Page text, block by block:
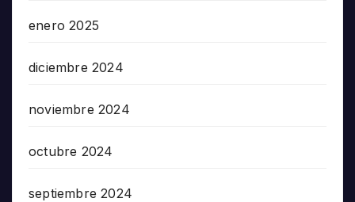
enero 2025
diciembre 2024
noviembre 2024
octubre 2024
septiembre 2024